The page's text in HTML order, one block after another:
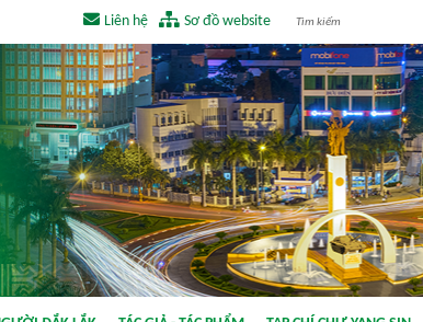
Liên hệ Sơ đồ website